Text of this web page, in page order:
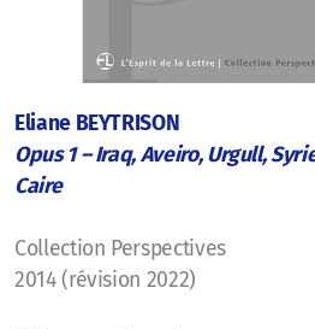
Eliane BEYTRISON
Opus 1 – Iraq, Aveiro, Urgull,
Caire
Collection Perspectives
2014 (révision 2022)